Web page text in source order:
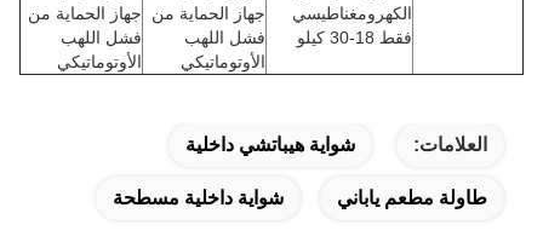
الكهرومغناطيسي
فقط 18-30 كيلو
جهاز الحماية من
فشل اللهب
الأوتوماتيكي
جهاز الحماية من
فشل اللهب
الأوتوماتيكي
العلامات: شواية هيباتشي داخلية
طاولة مطعم ياباني شواية داخلية مسطحة